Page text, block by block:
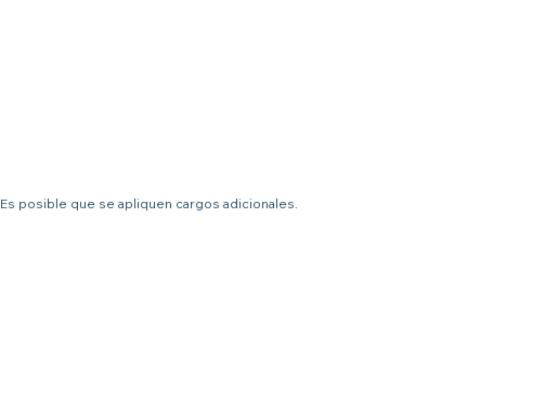
posible que se apliquen cargos adicionales.